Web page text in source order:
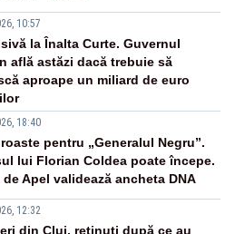
10:57
la Înalta Curte. Guvernul
află astăzi dacă trebuie să
aproape un miliard de euro
18:40
pentru „Generalul Negru”.
lui Florian Coldea poate începe.
de Apel validează ancheta DNA
12:32
din Cluj, reținuți după ce au